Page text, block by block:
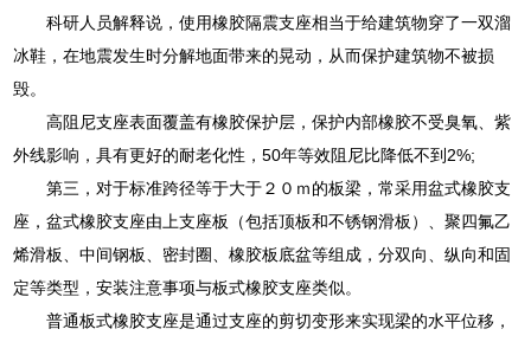
科研人员解释说，使用橡胶隔震支座相当于给建筑物穿了一双溜
冰鞋，在地震发生时分解地面带来的晃动，从而保护建筑物不被损
毁。
高阻尼支座表面覆盖有橡胶保护层，保护内部橡胶不受臭氧、紫
外线影响，具有更好的耐老化性，50年等效阻尼比降低不到2%;
第三，对于标准跨径等于大于２０ｍ的板梁，常采用盆式橡胶支
座，盆式橡胶支座由上支座板（包括顶板和不锈钢滑板）、聚四氟乙
烯滑板、中间钢板、密封圈、橡胶板底盆等组成，分双向、纵向和固
定等类型，安装注意事项与板式橡胶支座类似。
普通板式橡胶支座是通过支座的剪切变形来实现梁的水平位移，